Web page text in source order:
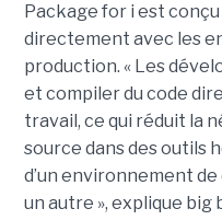
Package for i est
directement avec les
production. « Les
et compiler du code
travail, ce qui réduit la
source dans des outils
d’un environnement
un autre », explique big